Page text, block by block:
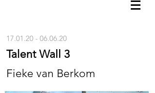
17.01.20 - 06.06.20
Talent Wall 3
Fieke van Berkom